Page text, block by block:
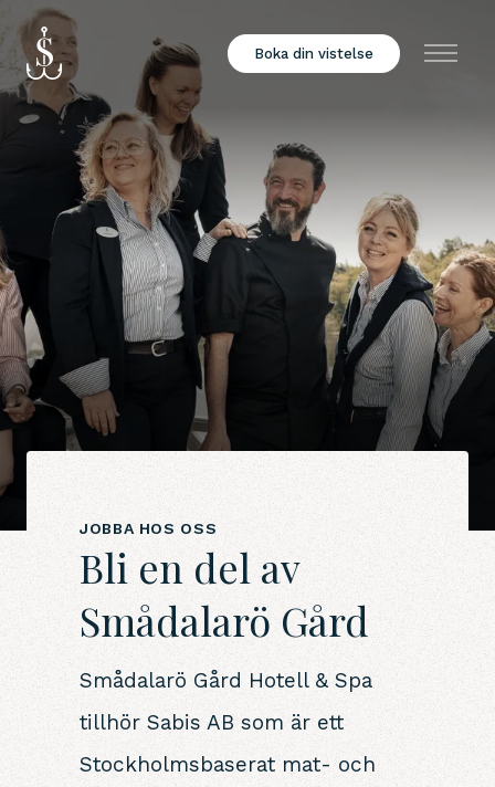
Boka din vistelse Meny
JOBBA HOS OSS
Bli en del av
Smådalarö Gård
Smådalarö Gård Hotell & Spa
tillhör Sabis AB som är ett
Stockholmsbaserat mat- och